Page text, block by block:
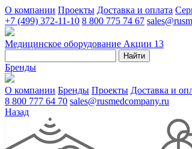
О компании Проекты Доставка и оплата
+7 (499) 372-11-10 8 800 775 74 67
Медицинское оборудование Акции 13
Найти
Бренды
О компании Бренды Проекты Доставка и
8 800 777 64 70 sales@rusmedcompany.ru
Назад